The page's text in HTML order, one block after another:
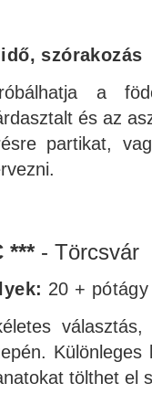
szórakozás
a
és az
partikat,
*** - Törcsvár
20 +
tölthet el